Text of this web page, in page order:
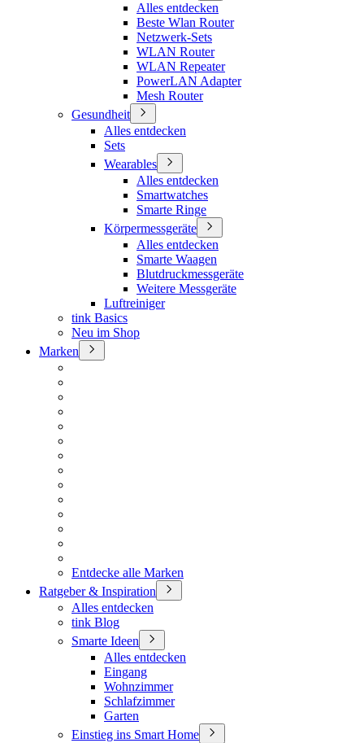
Alles entdecken
Beste Wlan Router
Netzwerk-Sets
WLAN Router
WLAN Repeater
PowerLAN Adapter
Mesh Router
Gesundheit
Alles entdecken
Sets
Wearables
Alles entdecken
Smartwatches
Smarte Ringe
Körpermessgeräte
Alles entdecken
Smarte Waagen
Blutdruckmessgeräte
Weitere Messgeräte
Luftreiniger
tink Basics
Neu im Shop
Marken
Entdecke alle Marken
Ratgeber & Inspiration
Alles entdecken
tink Blog
Smarte Ideen
Alles entdecken
Eingang
Wohnzimmer
Schlafzimmer
Garten
Einstieg ins Smart Home